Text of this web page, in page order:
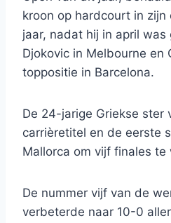
kroon op hardcourt in
jaar, nadat hij in april was
Djokovic in Melbourne en
toppositie in Barcelona.
De 24-jarige Griekse ster
carrièretitel en de eerste
Mallorca om vijf finales te
De nummer vijf van de
verbeterde naar 10-0